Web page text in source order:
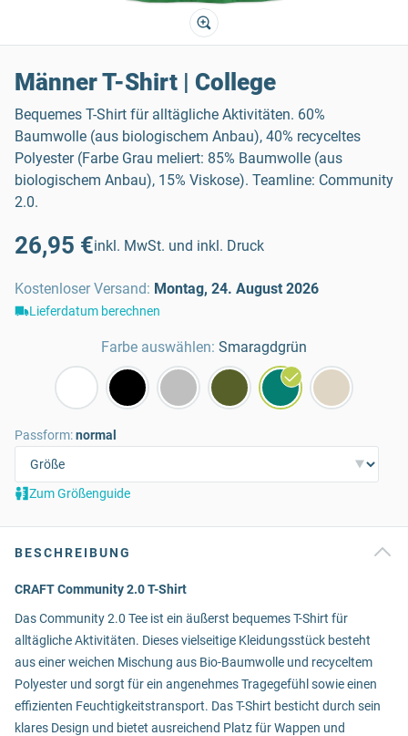
Männer T-Shirt | College
Bequemes T-Shirt für alltägliche Aktivitäten. 60%
Baumwolle (aus biologischem Anbau), 40% recyceltes
Polyester (Farbe Grau meliert: 85% Baumwolle (aus
biologischem Anbau), 15% Viskose). Teamline: Community
2.0.
26,95 €inkl. MwSt. und inkl. Druck
Kostenloser Versand: Montag, 24. August 2026
Lieferdatum berechnen
Farbe auswählen: Smaragdgrün
Passform:normal
Zum Größenguide
BESCHREIBUNG
CRAFT Community 2.0 T-Shirt
Das Community 2.0 Tee ist ein äußerst bequemes T-Shirt für
alltägliche Aktivitäten. Dieses vielseitige Kleidungsstück besteht
aus einer weichen Mischung aus Bio-Baumwolle und recyceltem
Polyester und sorgt für ein angenehmes Tragegefühl sowie einen
effizienten Feuchtigkeitstransport. Das T-Shirt besticht durch sein
klares Design und bietet ausreichend Platz für Wappen und